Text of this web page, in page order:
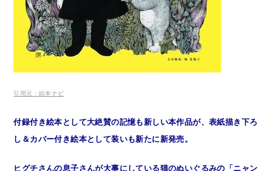
引用元：絵本ナビ
付録付き絵本として大絶賛の記憶も新しい本作品が、表紙描き下ろ
し＆カバー付き絵本として装いも新たに新発売。
ヒグチさんの息子さんが大事にしている猫のぬいぐるみの「ニャン